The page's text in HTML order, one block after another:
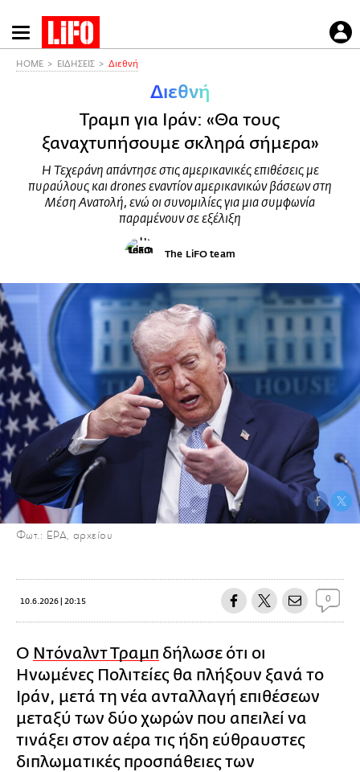
Παράκαμψη
προς
HOME ΕΙΔΗΣΕΙΣ Διεθνή
Διεθνή
Τραμπ για Ιράν: «Θα τους
ξαναχτυπήσουμε σκληρά σήμερα»
Η Τεχεράνη απάντησε στις αμερικανικές επιθέσεις με
πυραύλους και drones εναντίον αμερικανικών βάσεων στη
Μέση Ανατολή, ενώ οι συνομιλίες για μια συμφωνία
παραμένουν σε εξέλιξη
The LiFO team
Φωτ.: EPA, αρχείου
10.6.2026 | 20:15 0
Ο Ντόναλντ Τραμπ δήλωσε ότι οι
Ηνωμένες Πολιτείες θα πλήξουν ξανά το
Ιράν, μετά τη νέα ανταλλαγή επιθέσεων
μεταξύ των δύο χωρών που απειλεί να
τινάξει στον αέρα τις ήδη εύθραυστες
διπλωματικές προσπάθειες των